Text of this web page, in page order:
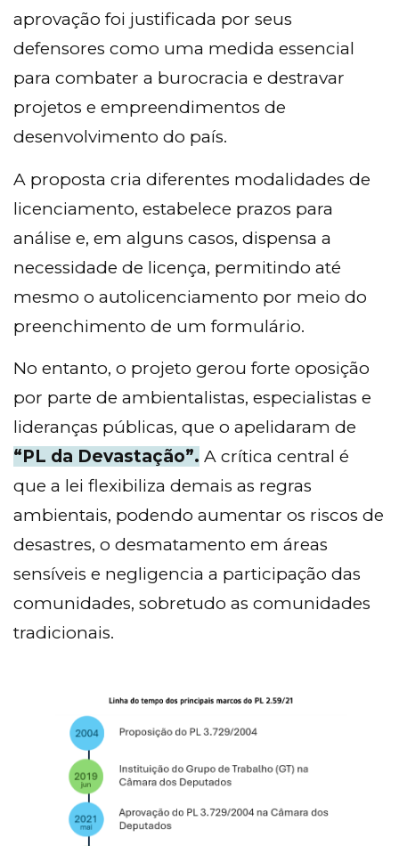
aprovação foi justificada por seus
defensores como uma medida essencial
para combater a burocracia e destravar
projetos e empreendimentos de
desenvolvimento do país.
A proposta cria diferentes modalidades de
licenciamento, estabelece prazos para
análise e, em alguns casos, dispensa a
necessidade de licença, permitindo até
mesmo o autolicenciamento por meio do
preenchimento de um formulário.
No entanto, o projeto gerou forte oposição
por parte de ambientalistas, especialistas e
lideranças públicas, que o apelidaram de
“PL da Devastação”. A crítica central é
que a lei flexibiliza demais as regras
ambientais, podendo aumentar os riscos de
desastres, o desmatamento em áreas
sensíveis e negligencia a participação das
comunidades, sobretudo as comunidades
tradicionais.